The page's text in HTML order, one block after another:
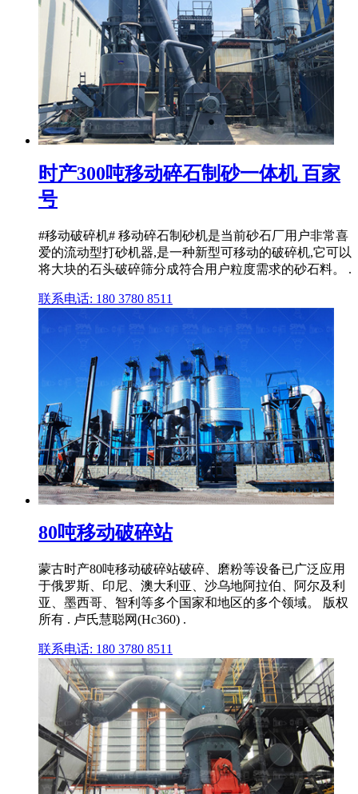
时产300吨移动碎石制砂一体机 百家
号
#移动破碎机# 移动碎石制砂机是当前砂石厂用户非常喜
爱的流动型打砂机器,是一种新型可移动的破碎机,它可以
将大块的石头破碎筛分成符合用户粒度需求的砂石料。 .
联系电话: 180 3780 8511
80吨移动破碎站
蒙古时产80吨移动破碎站破碎、磨粉等设备已广泛应用
于俄罗斯、印尼、澳大利亚、沙乌地阿拉伯、阿尔及利
亚、墨西哥、智利等多个国家和地区的多个领域。 版权
所有 . 卢氏慧聪网(Hc360) .
联系电话: 180 3780 8511